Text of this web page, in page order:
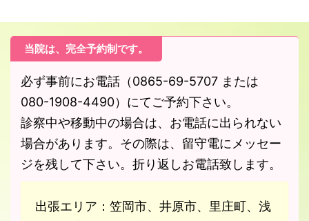
当院は、完全予約制です。
必ず事前にお電話（0865-69-5707 または
080-1908-4490）にてご予約下さい。
診察中や移動中の場合は、お電話に出られない
場合があります。その際は、留守電にメッセー
ジを残して下さい。折り返しお電話致します。
出張エリア：笠岡市、井原市、里庄町、浅